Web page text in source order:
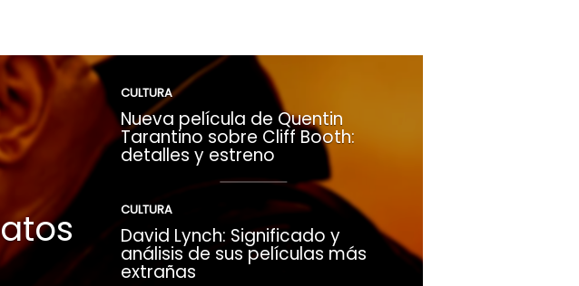
CULTURA
Nueva película de Quentin
Tarantino sobre Cliff Booth:
detalles y estreno
CULTURA
David Lynch: Significado y
análisis de sus películas más
extrañas